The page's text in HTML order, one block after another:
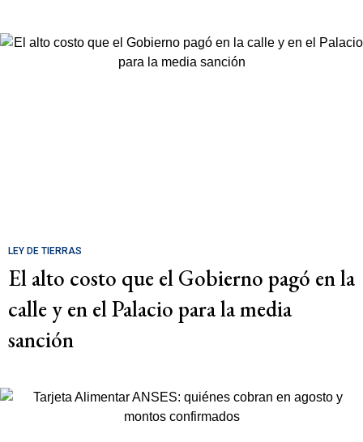
LEY DE TIERRAS
El alto costo que el Gobierno pagó en la
calle y en el Palacio para la media
sanción